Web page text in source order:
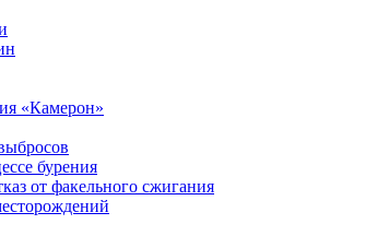
«Камерон»
бурения
от факельного сжигания